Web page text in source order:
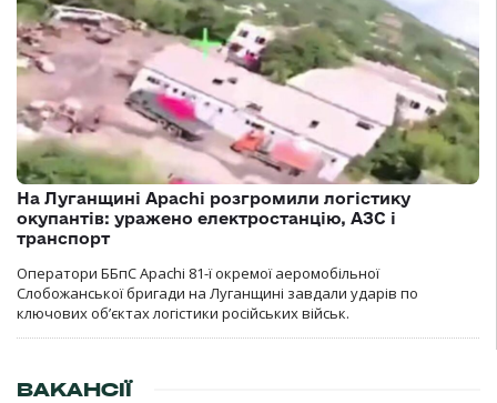
На Луганщині Apachi розгромили логістику
окупантів: уражено електростанцію, АЗС і
транспорт
Оператори ББпС Apachi 81-ї окремої аеромобільної
Слобожанської бригади на Луганщині завдали ударів по
ключових об’єктах логістики російських військ.
ВАКАНСІЇ